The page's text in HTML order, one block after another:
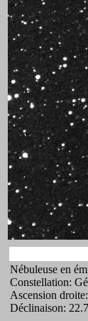
Nébuleuse en
Constellation:
Ascension
Déclinaison: